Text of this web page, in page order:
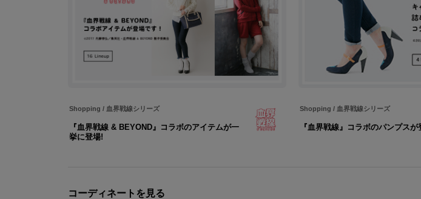
Shopping / 血界戦線シリーズ
『血界戦線 & BEYOND』コラボのアイテムが一
挙に登場!
Shopping / 血界戦線シリーズ
『血界戦線』コラボのパンプスが
コーディネートを見る